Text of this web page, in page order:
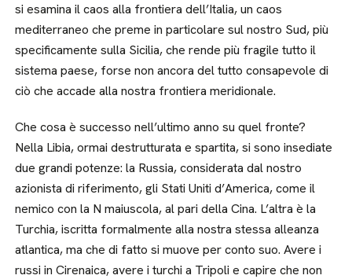
si esamina il caos alla frontiera dell’Italia, un caos
mediterraneo che preme in particolare sul nostro Sud, più
specificamente sulla Sicilia, che rende più fragile tutto il
sistema paese, forse non ancora del tutto consapevole di
ciò che accade alla nostra frontiera meridionale.
Che cosa è successo nell’ultimo anno su quel fronte?
Nella Libia, ormai destrutturata e spartita, si sono insediate
due grandi potenze: la Russia, considerata dal nostro
azionista di riferimento, gli Stati Uniti d’America, come il
nemico con la N maiuscola, al pari della Cina. L’altra è la
Turchia, iscritta formalmente alla nostra stessa alleanza
atlantica, ma che di fatto si muove per conto suo. Avere i
russi in Cirenaica, avere i turchi a Tripoli e capire che non